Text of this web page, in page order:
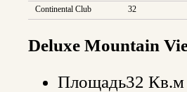
Continental Club
32
Deluxe Mountain
Площадь32 Кв.м